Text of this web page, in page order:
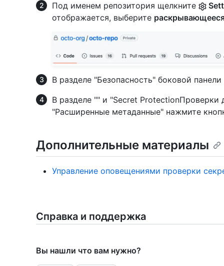
Под именем репозитория щелкните
отображается, выберите
В разделе "Безопасность" боковой
В разделе "" и "Secret ProtectionПроверки
"Расширенные метаданные" нажмите
Дополнительные материалы
Управление оповещениями проверки
Справка и поддержка
Вы нашли что вам нужно?